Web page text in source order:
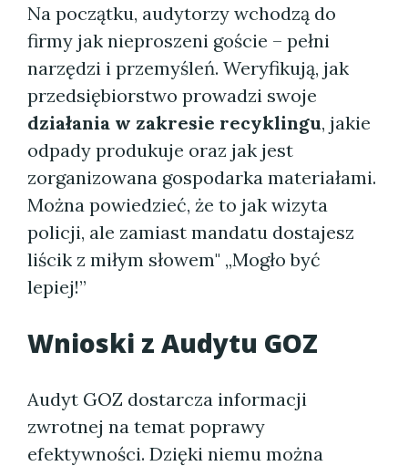
Na początku, audytorzy wchodzą do
firmy jak nieproszeni goście – pełni
narzędzi i przemyśleń. Weryfikują, jak
przedsiębiorstwo prowadzi swoje
działania w zakresie recyklingu, jakie
odpady produkuje oraz jak jest
zorganizowana gospodarka materiałami.
Można powiedzieć, że to jak wizyta
policji, ale zamiast mandatu dostajesz
liścik z miłym słowem" „Mogło być
lepiej!”
Wnioski z Audytu GOZ
Audyt GOZ dostarcza informacji
zwrotnej na temat poprawy
efektywności. Dzięki niemu można